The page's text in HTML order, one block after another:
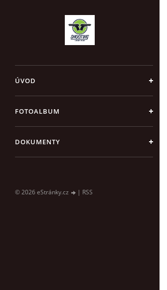
ÚVOD
FOTOALBUM
DOKUMENTY
© 2026 eStránky.cz | RSS